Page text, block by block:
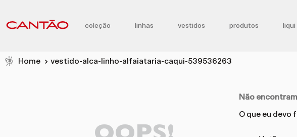
coleção linhas vestidos produtos
vestido-alca-linho-alfaiataria-caqui-539536263
Não
O que eu devo